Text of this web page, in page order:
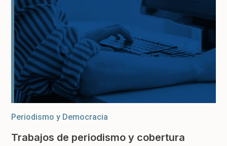
Periodismo y Democracia
Trabajos de periodismo y cobertura